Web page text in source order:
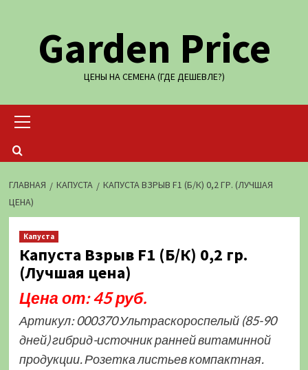
содержимомуGarden Price
ЦЕНЫ НА СЕМЕНА (ГДЕ ДЕШЕВЛЕ?)
меню
ГЛАВНАЯ КАПУСТА
КАПУСТА ВЗРЫВ F1 (Б/К) 0,2 ГР. (ЛУЧШАЯ
ЦЕНА)
Капуста
Капуста Взрыв F1 (Б/К) 0,2 гр.
(Лучшая цена)
Цена от: 45 руб.
Артикул: 000370 Ультраскороспелый (85-90
дней) гибрид-источник ранней витаминной
продукции. Розетка листьев компактная.